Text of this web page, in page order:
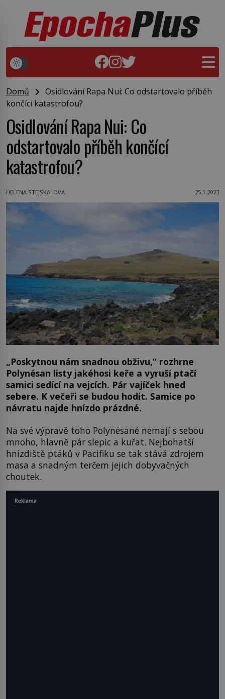
Domů
Osidlování Rapa Nui: Co odstartovalo příběh
končící katastrofou?
Osidlování Rapa Nui: Co
odstartovalo příběh končící
katastrofou?
HELENA STEJSKALOVÁ 25.1.2023
„Poskytnou nám snadnou obživu,“ rozhrne
Polynésan listy jakéhosi keře a vyruší ptačí
samici sedící na vejcích. Pár vajíček hned
sebere. K večeři se budou hodit. Samice po
návratu najde hnízdo prázdné.
Na své výpravě toho Polynésané nemají s sebou
mnoho, hlavně pár slepic a kuřat. Nejbohatší
hnízdiště ptáků v Pacifiku se tak stává zdrojem
masa a snadným terčem jejich dobyvačných
choutek.
Reklama